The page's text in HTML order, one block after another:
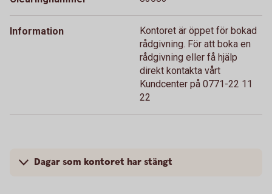
Information
Kontoret är öppet för bokad
rådgivning. För att boka en
rådgivning eller få hjälp
direkt kontakta vårt
Kundcenter på 0771-22 11
22
Dagar som kontoret har stängt